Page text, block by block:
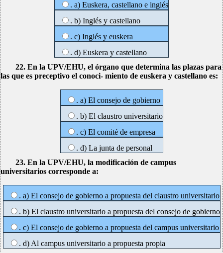
. a) Euskera, castellano e inglés
. b) Inglés y castellano
. c) Inglés y euskera
. d) Euskera y castellano
22. En la UPV/EHU, el órgano que determina las plazas para
las que es preceptivo el conoci- miento de euskera y castellano es:
. a) El consejo de gobierno
. b) El claustro universitario
. c) El comité de empresa
. d) La junta de personal
23. En la UPV/EHU, la modificación de campus
universitarios corresponde a:
. a) El consejo de gobierno a propuesta del claustro universitario
. b) El claustro universitario a propuesta del consejo de gobierno
. c) El consejo de gobierno a propuesta del campus universitario
. d) Al campus universitario a propuesta propia